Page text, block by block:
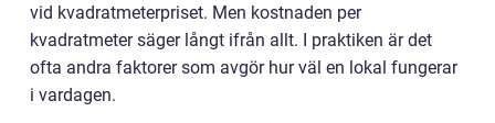
vid kvadratmeterpriset. Men kostnaden per
kvadratmeter säger långt ifrån allt. I praktiken är det
ofta andra faktorer som avgör hur väl en lokal fungerar
i vardagen.